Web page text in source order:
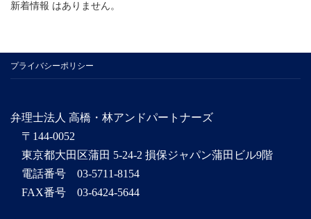
新着情報 はありません。
プライバシーポリシー
弁理士法人 高橋・林アンドパートナーズ
〒144-0052
東京都大田区蒲田 5-24-2 損保ジャパン蒲田ビル9階
電話番号 03-5711-8154
FAX番号 03-6424-5644